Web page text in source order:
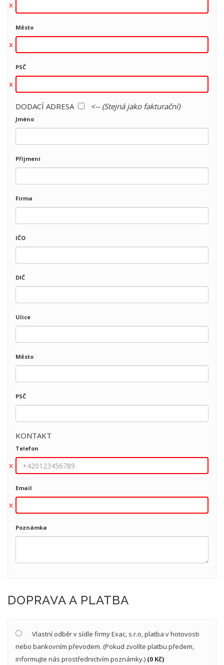
Město
PSČ
DODACÍ ADRESA <-- (Stejná jako fakturační)
Jméno
Příjmení
Firma
IČO
DIČ
Ulice
Město
PSČ
KONTAKT
Telefon
Email
Poznámka
DOPRAVA A PLATBA
Vlastní odběr v sídle firmy Exac, s.r.o, platba v hotovosti
nebo bankovním převodem. (Pokud zvolíte platbu předem,
informujte nás prostřednictvím poznámky.) (0 Kč)